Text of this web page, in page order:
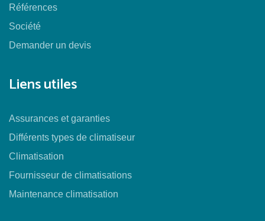
Références
Société
Demander un devis
Liens utiles
Assurances et garanties
Différents types de climatiseur
Climatisation
Fournisseur de climatisations
Maintenance climatisation